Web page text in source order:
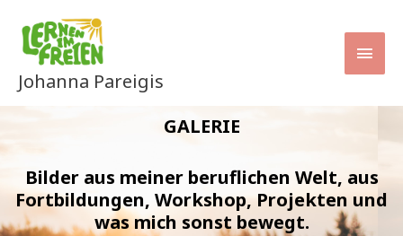
Inhalt
springen
Johanna Pareigis
GALERIE
Bilder aus meiner beruflichen Welt, aus
Fortbildungen, Workshop, Projekten und
was mich sonst bewegt.